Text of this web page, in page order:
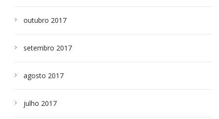
outubro 2017
setembro 2017
agosto 2017
julho 2017